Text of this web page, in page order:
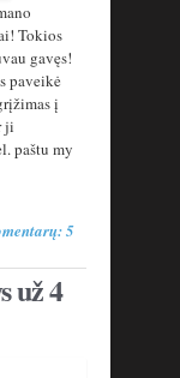
Tokios
gavęs!
paveikė
į
ji
paštu my
5
už 4